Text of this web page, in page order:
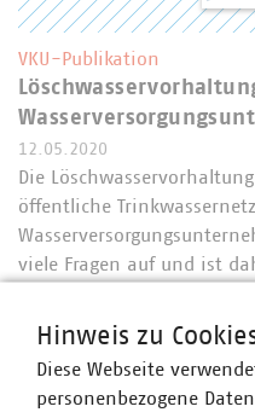
VKU-Publikation
12.05.2020
Die
öffentliche
viele Fragen auf und ist
Hinweis zu
Diese Webseite
personenbezogene